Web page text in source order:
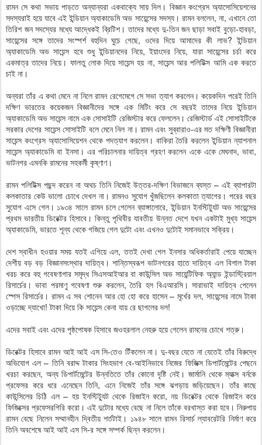
রামন সে কথা সভায় পাড়তে অন্যান্যরা একবাক্যে সায় দিল। বিজ্ঞান কংগ্রেস অ্যাসোসিয়েশনের
সদস্যরাই হয়ে যাবে এই ইন্ডিয়ান অ্যাকাডেমি অভ সায়েন্সের সদস্য। রামন বললেন, না, এখানে তো
তিরিশ জন সদস্যের মধ্যে আদ্ধেকই ব্রিটিশ। তাদের মধ্যে দু-তিন জন ছাড়া সবাই বুড়ো-হাবড়া,
সায়েন্সের সঙ্গে তাদের সংস্পর্শ বহুদিন ঘুচে গেছে, ওদের দিয়ে আমাদের কী লাভ? ইন্ডিয়ান
অ্যাকাডেমি অভ সায়েন্স হবে শুধু ইন্ডিয়ানদের নিয়ে, ইয়াংদের নিয়ে, যারা সায়েন্সের চর্চা করে
একমাত্র তাদের নিয়ে। ফালতু লোক দিয়ে সায়েন্স হয় না, সায়েন্স আর পলিটিক্স আমি এক করতে
চাই না।
অন্যরা তাঁর এ কথা মেনে না নিলে রামন রেগেমেগে সে সভা ত্যাগ করলেন। কয়েকদিন পরেই তিনি
দক্ষিণ ভারতের কয়েকজন বিজ্ঞানীদের সঙ্গে এক মিটিং করে সে বছরই তাদের নিয়ে ইন্ডিয়ান
অ্যাকাডেমি অভ সায়েন্স নামে এক সোসাইটি রেজিস্টার করে ফেললেন। রেজিস্টার্ড এই সোসাইটিকে
সরকার দেশের সায়েন্স সোসাইটি বলে মেনে নিল না। রামন এবং সুব্বারাও-এর মত দক্ষিণী বিজ্ঞানীরা
সায়েন্স কংগ্রেস অ্যাসোসিয়েশন থেকে পদত্যাগ করলেন। বাকিরা তৈরি করলেন ইন্ডিয়ান ন্যাশনাল
সায়েন্স অ্যাকাডেমি বা ইনসা। এর পরিচালনার দায়িত্ব গ্রহণ করলেন একে একে মেঘনাদ, ভাবা,
ভাটনগর এমনকি রামনের সহকর্মী কৃষ্ণাণ।
রামন পলিটিক্স পছন্দ করেন না অথচ তিনি নিজেই উত্তর-দক্ষিণ বিভাজনে ব্যস্ত – এই ব্যাপারটা
কলকাতার কেউ ভালো চোখে দেখল না। রামনও সুযোগ খুঁজছিলেন কলকাতা ত্যাগের। পরের বছর
সুযোগ এসে গেল। ১৯৩৪ সালে রামন চলে গেলেন ব্যাঙ্গালোরে, ইন্ডিয়ান ইনস্টিট্যুট অভ সায়েন্সের
প্রথম ভারতীয় ডিরেক্টর হিসাবে। কিন্তু পৃথিবীর যাবতীয় উন্নত দেশে যখন একটাই মুখ্য সায়েন্স
অ্যাকাডেমি, ভারতে শূন্য থেকে গজিয়ে গেল দুটো এবং এখনও দুটোই সমানভাবে সক্রিয়।
দেশ স্বাধীন হওয়ার সময় যতই এগিয়ে এল, ততই দেখা গেল ইনসার অধিকর্তারাই পেয়ে যাচ্ছেন
দেশীয় বড় বড় বিজ্ঞানসংস্থার দায়িত্ব। শান্তিস্বরূপ ভাটনগরের হাতে দায়িত্ব এল বিশাল টাকা
খরচ করে বহু গবেষণাগার সমৃদ্ধ সিএসআইআর বা কাউন্সিল অভ সায়েন্টিফিক অ্যান্ড ইন্ডাস্ট্রিয়াল
রিসার্চের। ভাবা পরমাণু গবেষণা শুরু করলেন, তৈরি হল বিএআরসি। সারাভাই দায়িত্ব পেলেন
স্পেস রিসার্চের। রামন এ সব শোনেন আর হো হো করে হাসেন – মূর্খের দল, সায়েন্সের নামে টাকা
ওড়াচ্ছে দ্যাখো! টাকা দিয়ে কি সায়েন্স কেনা যায় রে ছাগলের দল!
এদের সবাই এবং এদের পৃষ্ঠপোষক হিসাবে জওহরলাল নেহরু হয়ে গেলেন রামনের চোখে শত্রু।
ডিরেক্টর হিসাবে রামন আই আই এস সি-তেও টিঁকলেন না। দু-বছর যেতে না যেতেই তাঁর বিরুদ্ধে
অভিযোগ এল – তিনি বরাদ্দ টাকার সিংহভাগ বে-আইনিভাবে নিজের ফিজিক্স ডিপার্টমেন্টের পেছনে
খরচা করছেন, অন্য ডিপার্টমেন্টের উন্নতিতে তাঁর কোনো দৃষ্টি নেই। জার্মানি থেকে ম্যাক্স বর্নকে
প্রফেসর করে ধরে এনেছেন তিনি, এনে নিজেই তাঁর সঙ্গে ঝগড়ায় জড়িয়েছেন। তাঁর কাছে
কাউন্সিলের চিঠি এল – হয় ইনস্টিট্যুট থেকে রিজাইন করো, নয় ডিরেক্টর থেকে রিজাইন করে
ফিজিক্সের প্রফেসরগিরি করো। এই দুটোর মধ্যে বেছে না নিলে তাঁকে বরখাস্ত করা হবে। নিরুপায়
রামন বেছে নিলেন সম্মানহীন দ্বিতীয় শর্তটাই। ১৯৪৮ সালে রামন রিসার্চ ল্যাবরেটরি নির্মাণ করে
তিনি অবশেষে আই আই এস সি-র সঙ্গে সম্পর্ক ছিন্ন করলেন।